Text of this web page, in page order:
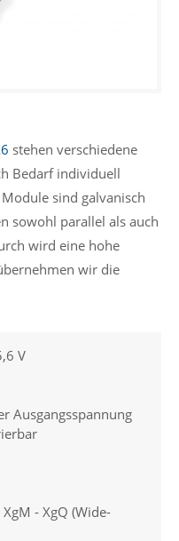
stehen verschiedene
Bedarf individuell
sind galvanisch
sowohl parallel als auch
wird eine hohe
wir die
V
Ausgangsspannung
- XgQ (Wide-